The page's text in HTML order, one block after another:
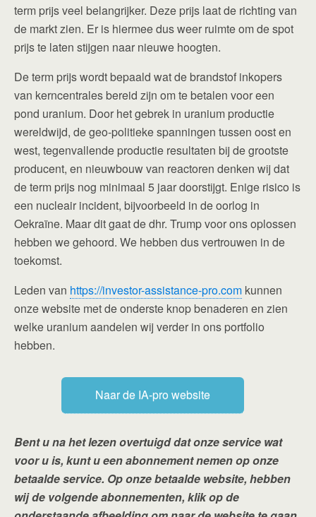
term prijs veel belangrijker. Deze prijs laat de richting van
de markt zien. Er is hiermee dus weer ruimte om de spot
prijs te laten stijgen naar nieuwe hoogten.
De term prijs wordt bepaald wat de brandstof inkopers
van kerncentrales bereid zijn om te betalen voor een
pond uranium. Door het gebrek in uranium productie
wereldwijd, de geo-politieke spanningen tussen oost en
west, tegenvallende productie resultaten bij de grootste
producent, en nieuwbouw van reactoren denken wij dat
de term prijs nog minimaal 5 jaar doorstijgt. Enige risico is
een nucleair incident, bijvoorbeeld in de oorlog in
Oekraïne. Maar dit gaat de dhr. Trump voor ons oplossen
hebben we gehoord. We hebben dus vertrouwen in de
toekomst.
Leden van https://investor-assistance-pro.com kunnen
onze website met de onderste knop benaderen en zien
welke uranium aandelen wij verder in ons portfolio
hebben.
Naar de IA-pro website
Bent u na het lezen overtuigd dat onze service wat
voor u is, kunt u een abonnement nemen op onze
betaalde service. Op onze betaalde website, hebben
wij de volgende abonnementen, klik op de